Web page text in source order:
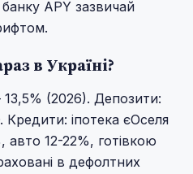
APY зазвичай
в Україні?
(2026). Депозити:
іпотека єОселя
12-22%, готівкою
в дефолтних